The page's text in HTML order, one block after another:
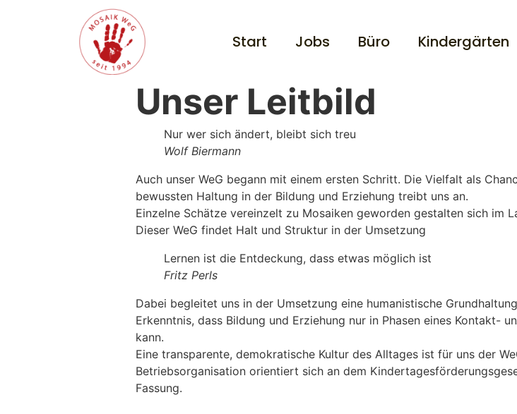
Start Jobs Büro Kindergärten
Unser Leitbild
Nur wer sich ändert, bleibt sich treu
Wolf Biermann
Auch unser WeG begann mit einem ersten Schritt. Die Vielfalt als
bewussten Haltung in der Bildung und Erziehung treibt uns an.
Einzelne Schätze vereinzelt zu Mosaiken geworden gestalten sich im
Dieser WeG findet Halt und Struktur in der Umsetzung
Lernen ist die Entdeckung, dass etwas möglich ist
Fritz Perls
Dabei begleitet uns in der Umsetzung eine humanistische
Erkenntnis, dass Bildung und Erziehung nur in Phasen eines Kontakt-
kann.
Eine transparente, demokratische Kultur des Alltages ist für uns der
Betriebsorganisation orientiert sich an dem
Fassung.